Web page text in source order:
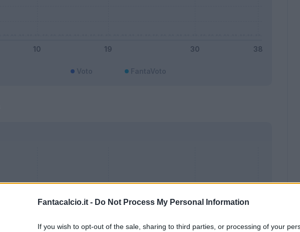
Fantacalcio.it - Do Not Process My Personal Information
If you wish to opt-out of the sale, sharing to third parties, or processing of your